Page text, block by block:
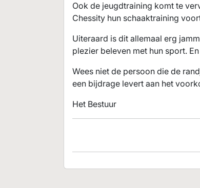
Ook de jeugdtraining komt te
Chessity hun schaaktraining
Uiteraard is dit allemaal erg
plezier beleven met hun sport.
Wees niet de persoon die de
een bijdrage levert aan het
Het Bestuur